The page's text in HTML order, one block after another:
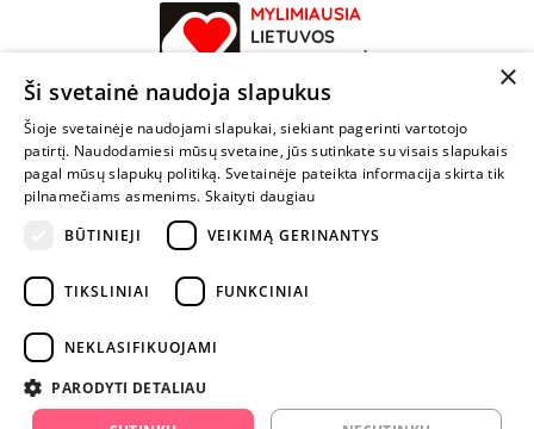
MYLIMIAUSIA
LIETUVOS
ELEKTRONINĖ
PARDUOTUVĖ
NENUSTOK
ŽAISTI
+370 600 84088
info@fantazijos.lt
instagram.com/fantazijos.lt
×
Ši svetainė naudoja slapukus
Šioje svetainėje naudojami slapukai, siekiant pagerinti vartotojo
patirtį. Naudodamiesi mūsų svetaine, jūs sutinkate su visais slapukais
pagal mūsų slapukų politiką. Svetainėje pateikta informacija skirta tik
pilnamečiams asmenims. Skaityti daugiau
BŪTINIEJI
VEIKIMĄ GERINANTYS
TIKSLINIAI FUNKCINIAI
NEKLASIFIKUOJAMI
PARODYTI DETALIAU